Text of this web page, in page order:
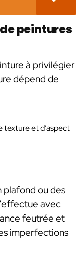
peintures
à privilégier
dépend de
texture et d’aspect
plafond ou des
avec
feutrée et
imperfections